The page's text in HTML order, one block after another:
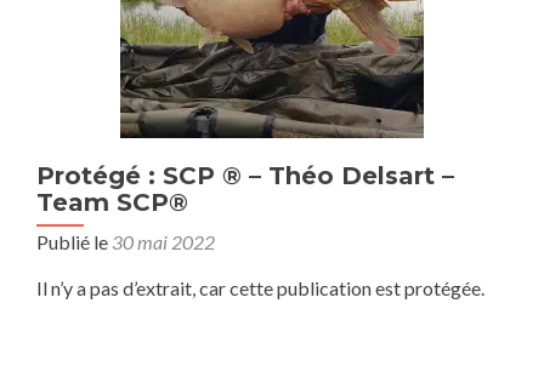
Protégé : SCP ® – Théo Delsart –
Team SCP®
Publié le 30 mai 2022
Il n’y a pas d’extrait, car cette publication est protégée.